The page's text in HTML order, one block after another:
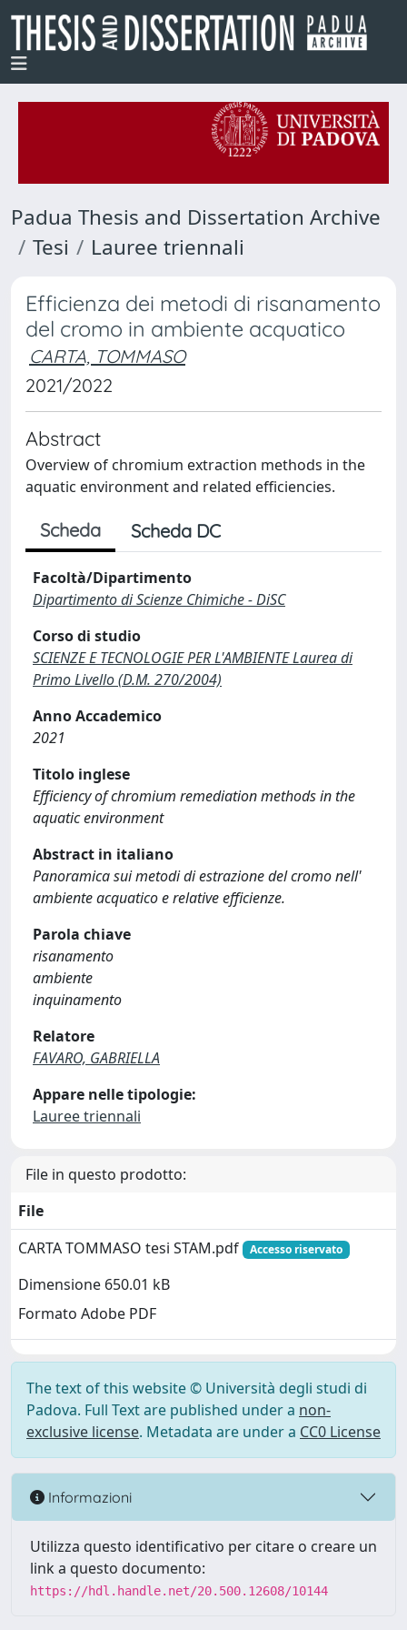
Padua Thesis and Dissertation Archive
Tesi
Lauree triennali
Efficienza dei metodi di risanamento
del cromo in ambiente acquatico
CARTA, TOMMASO
2021/2022
Abstract
Overview of chromium extraction methods in the
aquatic environment and related efficiencies.
Scheda Scheda DC
Facoltà/Dipartimento
Dipartimento di Scienze Chimiche - DiSC
Corso di studio
SCIENZE E TECNOLOGIE PER L'AMBIENTE Laurea di
Primo Livello (D.M. 270/2004)
Anno Accademico
2021
Titolo inglese
Efficiency of chromium remediation methods in the
aquatic environment
Abstract in italiano
Panoramica sui metodi di estrazione del cromo nell'
ambiente acquatico e relative efficienze.
Parola chiave
risanamento
ambiente
inquinamento
Relatore
FAVARO, GABRIELLA
Appare nelle tipologie:
Lauree triennali
File in questo prodotto:
File
CARTA TOMMASO tesi STAM.pdf
Accesso riservato
Dimensione 650.01 kB
Formato Adobe PDF
The text of this website © Università degli studi di
Padova. Full Text are published under a non-
exclusive license. Metadata are under a CC0 License
Informazioni
Utilizza questo identificativo per citare o creare un
link a questo documento:
https://hdl.handle.net/20.500.12608/10144